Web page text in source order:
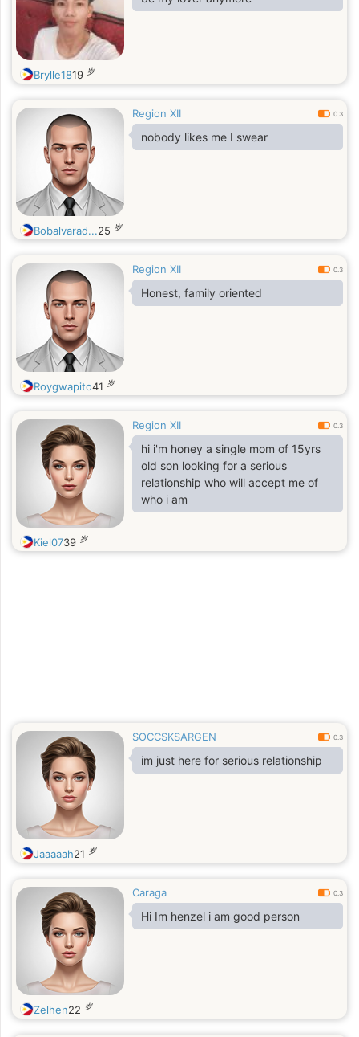
Brylle1819 岁
Region XII 0.3
nobody likes me I swear
Bobalvarad...25 岁
Region XII 0.3
Honest, family oriented
Roygwapito41 岁
Region XII 0.3
hi i'm honey a single mom of 15yrs
old son looking for a serious
relationship who will accept me of
who i am
Kiel0739 岁
SOCCSKSARGEN 0.3
im just here for serious relationship
Jaaaaah21 岁
Caraga 0.3
Hi Im henzel i am good person
Zelhen22 岁